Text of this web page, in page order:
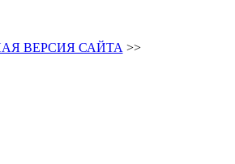
ВЕРСИЯ САЙТА >>